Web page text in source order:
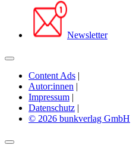
Newsletter
Content Ads |
Autor:innen |
Impressum |
Datenschutz |
© 2026 bunkverlag GmbH